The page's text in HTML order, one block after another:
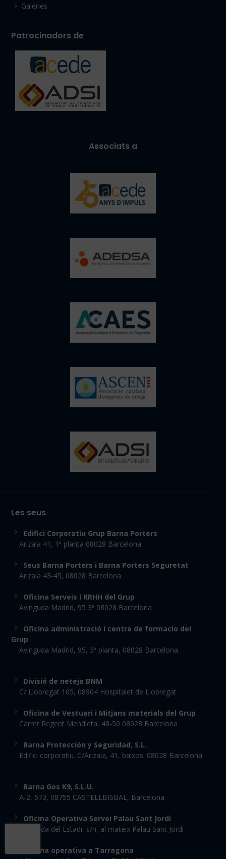
Galeries
Patrocinadors de
Associats a
Les seus
Edifici Corporatiu Grup Barna Porters
Arizala 41, 1ª planta 08028 Barcelona
Seus Barna Porters i Barna Porters Seguretat
Arizala 43-45, 08028 Barcelona
Oficina Serveis i RRHH del Grup
Avinguda Madrid, 95 3ª 08028 Barcelona
Oficina administració i centre de formacio del
Grup
Avinguda Madrid, 95, 3ª planta, 08028 Barcelona
Divisió de neteja BNM
C/ Llobregat 105, 08904 Hospitalet de Llobregat
Oficina de Vestuari i Mitjans materials del Grup
Carrer Regent Mendieta, 48-50 08028 Barcelona
Barna Protección y Seguridad, S.L.
Edifici corporatiu. C/Arizala, 41, baixos. 08028 Barcelona
Barna Gos K9, S.L.U.
A-2, 573, 08755 CASTELLBISBAL, Barcelona
Oficina Operativa Servei Palau Sant Jordi
Avinguda del Estadi, s/n, al mateix Palau Sant Jordi
Oficina operativa a Tarragona